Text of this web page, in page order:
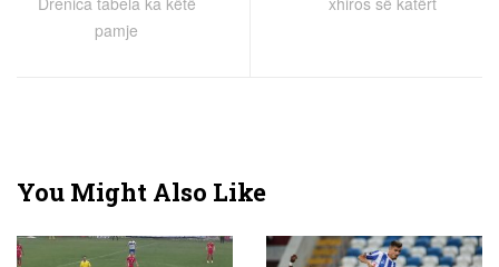
pamje
You Might Also Like